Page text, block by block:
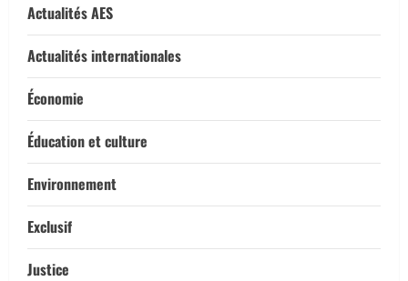
Actualités AES
Actualités internationales
Économie
Éducation et culture
Environnement
Exclusif
Justice